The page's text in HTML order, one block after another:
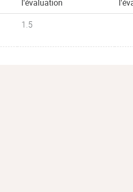
l'évaluation
1.5